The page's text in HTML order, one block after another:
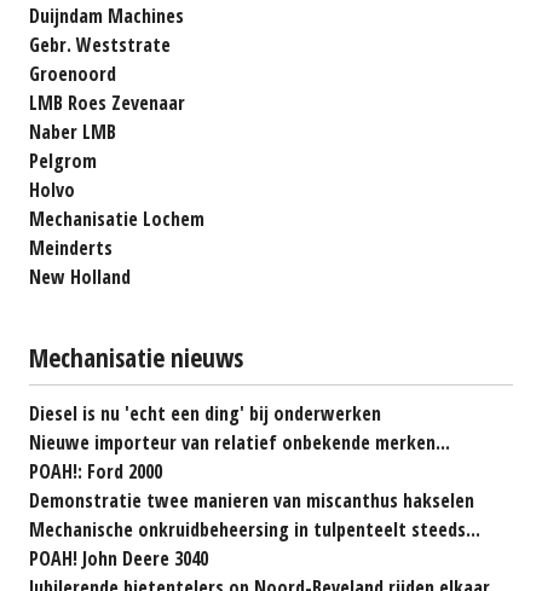
Duijndam Machines
Gebr. Weststrate
Groenoord
LMB Roes Zevenaar
Naber LMB
Pelgrom
Holvo
Mechanisatie Lochem
Meinderts
New Holland
Mechanisatie nieuws
Diesel is nu 'echt een ding' bij onderwerken
Nieuwe importeur van relatief onbekende merken...
POAH!: Ford 2000
Demonstratie twee manieren van miscanthus hakselen
Mechanische onkruidbeheersing in tulpenteelt steeds...
POAH! John Deere 3040